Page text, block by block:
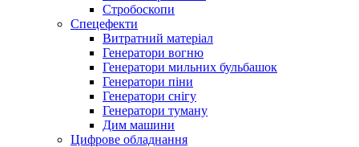
Стробоскопи
Спецефекти
Витратний матеріал
Генератори вогню
Генератори мильних бульбашок
Генератори піни
Генератори снігу
Генератори туману
Дим машини
Цифрове обладнання